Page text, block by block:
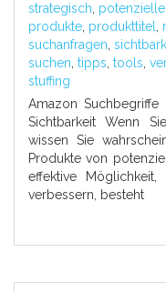
strategisch
produkte produkttitel
suchanfragen
suchen tipps tools
stuffing
Amazon
Sichtbarkeit Wenn
wissen Sie
Produkte von
effektive
verbessern, besteht